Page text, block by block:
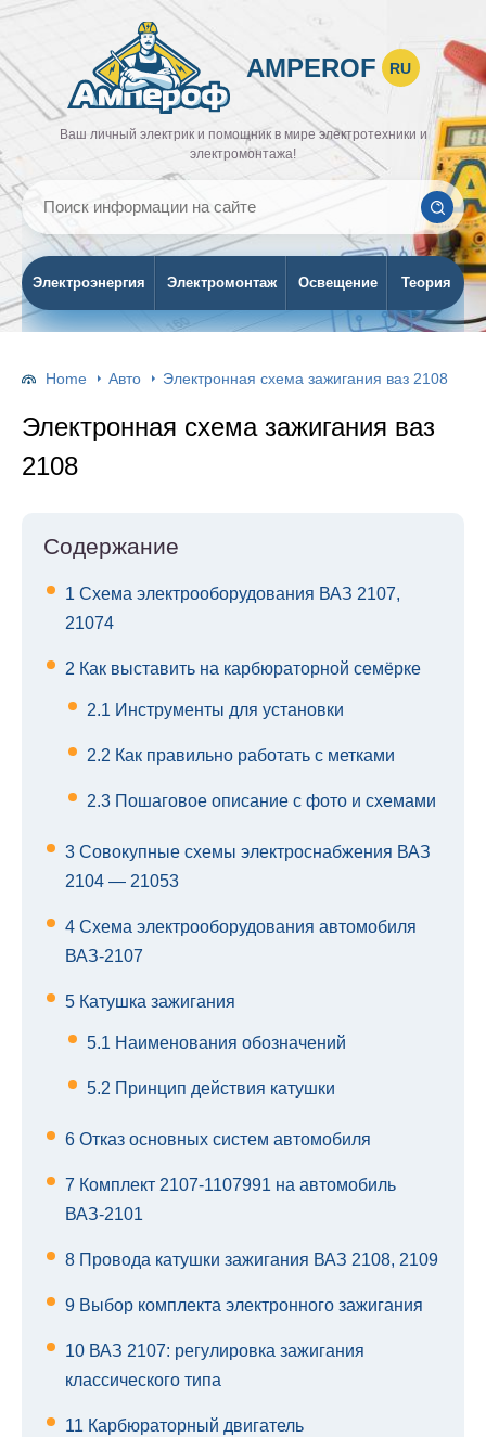
AMPEROF RU
Ваш личный электрик и помощник в мире электротехники и
электромонтажа!
Электроэнергия Электромонтаж Освещение Теория
Home Авто Электронная схема зажигания ваз 2108
Электронная схема зажигания ваз
2108
Содержание
1 Схема электрооборудования ВАЗ 2107,
21074
2 Как выставить на карбюраторной семёрке
2.1 Инструменты для установки
2.2 Как правильно работать с метками
2.3 Пошаговое описание с фото и схемами
3 Совокупные схемы электроснабжения ВАЗ
2104 — 21053
4 Схема электрооборудования автомобиля
ВАЗ-2107
5 Катушка зажигания
5.1 Наименования обозначений
5.2 Принцип действия катушки
6 Отказ основных систем автомобиля
7 Комплект 2107-1107991 на автомобиль
ВАЗ-2101
8 Провода катушки зажигания ВАЗ 2108, 2109
9 Выбор комплекта электронного зажигания
10 ВАЗ 2107: регулировка зажигания
классического типа
11 Карбюраторный двигатель